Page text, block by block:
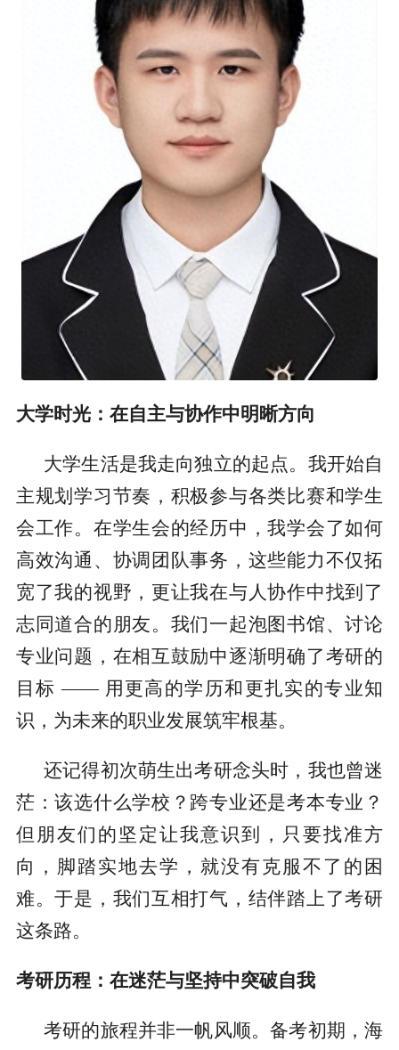
大学时光：在自主与协作中明晰方向
大学生活是我走向独立的起点。我开始自
主规划学习节奏，积极参与各类比赛和学生
会工作。在学生会的经历中，我学会了如何
高效沟通、协调团队事务，这些能力不仅拓
宽了我的视野，更让我在与人协作中找到了
志同道合的朋友。我们一起泡图书馆、讨论
专业问题，在相互鼓励中逐渐明确了考研的
目标 —— 用更高的学历和更扎实的专业知
识，为未来的职业发展筑牢根基。
还记得初次萌生出考研念头时，我也曾迷
茫：该选什么学校？跨专业还是考本专业？
但朋友们的坚定让我意识到，只要找准方
向，脚踏实地去学，就没有克服不了的困
难。于是，我们互相打气，结伴踏上了考研
这条路。
考研历程：在迷茫与坚持中突破自我
考研的旅程并非一帆风顺。备考初期，海